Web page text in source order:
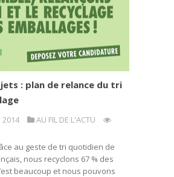
: plan de relance du tri
2014
AU FIL DE L'ACTU
au geste de tri quotidien de
nous recyclons 67 % des
beaucoup et nous pouvons